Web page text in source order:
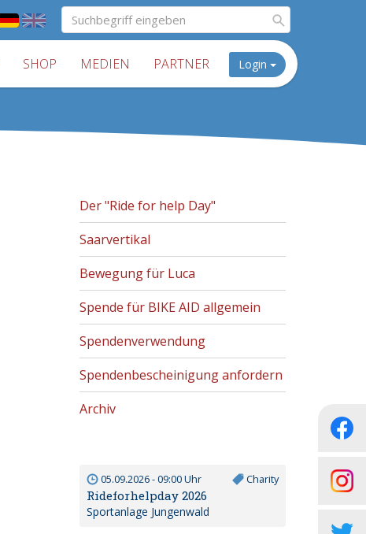
SHOP MEDIEN PARTNER Login
Der "Ride for help Day"
Saarvertikal
Bewegung für Luca
Spende für BIKE AID allgemein
Spendenverwendung
Spendenbescheinigung anfordern
Archiv
05.09.2026 - 09:00 Uhr Charity
Rideforhelpday 2026
Sportanlage Jungenwald